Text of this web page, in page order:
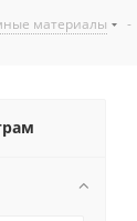
материалы -